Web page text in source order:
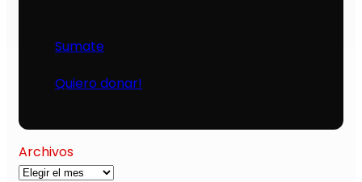
Sumate
Quiero donar!
Archivos
Archivos